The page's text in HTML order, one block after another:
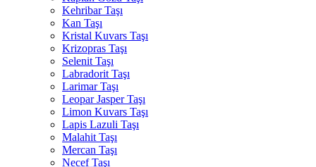
Kehribar Taşı
Kan Taşı
Kristal Kuvars Taşı
Krizopras Taşı
Selenit Taşı
Labradorit Taşı
Larimar Taşı
Leopar Jasper Taşı
Limon Kuvars Taşı
Lapis Lazuli Taşı
Malahit Taşı
Mercan Taşı
Necef Taşı